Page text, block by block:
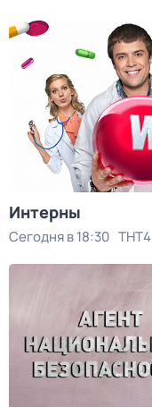
Интерны
Сегодня в 18:30 ТНТ4